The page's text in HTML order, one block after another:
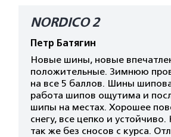
NORDICO 2
Петр Батягин
Новые шины, новые
положительные. Зимнюю
на все 5 баллов. Шины
работа шипов ощутима и
шипы на местах. Хорошее
снегу, все цепко и
так же без сносов с курса.